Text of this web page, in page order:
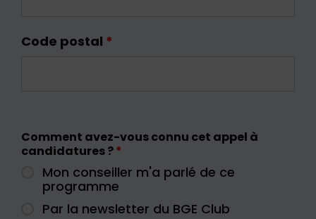
Code postal *
Comment avez-vous connu cet appel à
candidatures ?*
Mon conseiller m'a parlé de ce
programme
Par la newsletter du BGE Club